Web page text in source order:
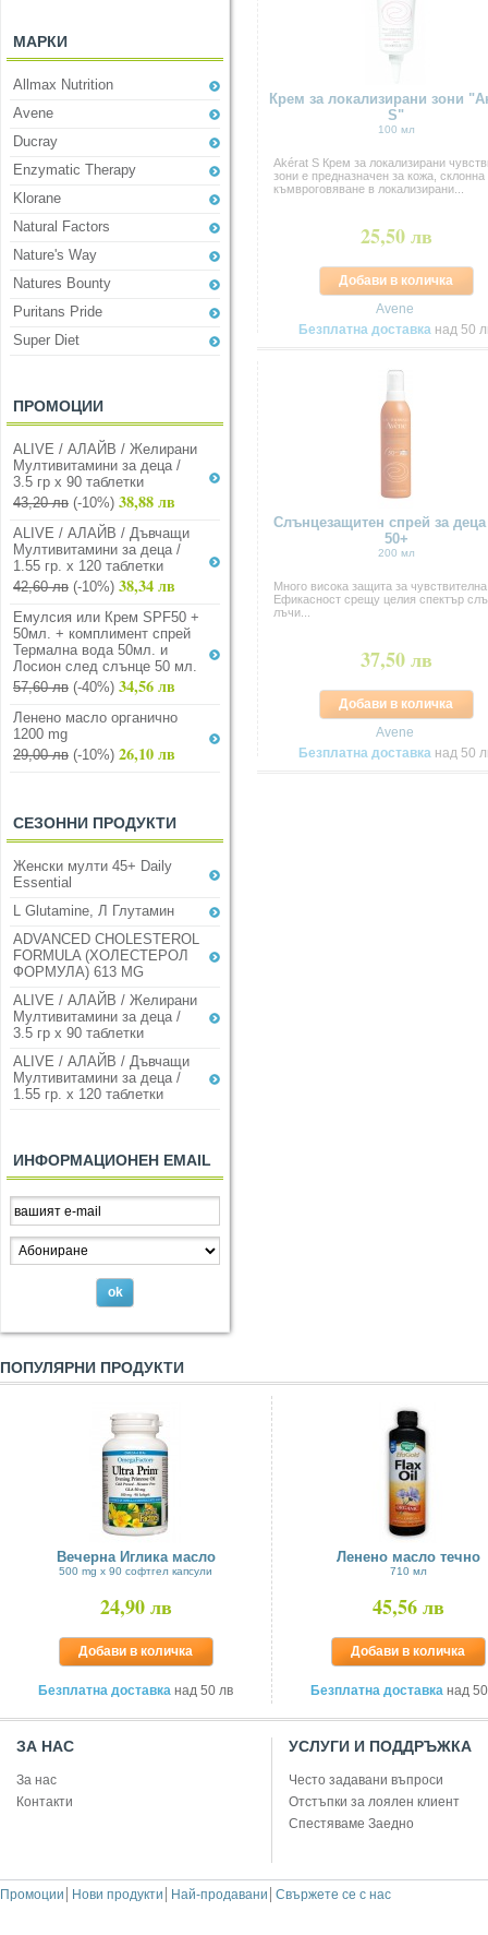
МАРКИ
Allmax Nutrition
Avene
Ducray
Enzymatic Therapy
Klorane
Natural Factors
Nature's Way
Natures Bounty
Puritans Pride
Super Diet
ПРОМОЦИИ
ALIVE / АЛАЙВ / Желирани
Мултивитамини за деца /
3.5 гр х 90 таблетки
43,20 лв (-10%) 38,88 лв
ALIVE / АЛАЙВ / Дъвчащи
Мултивитамини за деца /
1.55 гр. х 120 таблетки
42,60 лв (-10%) 38,34 лв
Емулсия или Крем SPF50 +
50мл. + комплимент спрей
Термална вода 50мл. и
Лосион след слънце 50 мл.
57,60 лв (-40%) 34,56 лв
Ленено масло органично
1200 mg
29,00 лв (-10%) 26,10 лв
СЕЗОННИ ПРОДУКТИ
Женски мулти 45+ Daily
Essential
L Glutamine, Л Глутамин
ADVANCED CHOLESTEROL
FORMULA (ХОЛЕСТЕРОЛ
ФОРМУЛА) 613 MG
ALIVE / АЛАЙВ / Желирани
Мултивитамини за деца /
3.5 гр х 90 таблетки
ALIVE / АЛАЙВ / Дъвчащи
Мултивитамини за деца /
1.55 гр. х 120 таблетки
ИНФОРМАЦИОНЕН EMAIL
Крем за локализирани зони
S"
100 мл
Akérat S Крем за локализирани
зони е предназначен за кожа, склонна
къмвроговяване в локализирани...
25,50 лв
Добави в количка
Avene
Безплатна доставка над 50
Слънцезащитен спрей за
50+
200 мл
Много висока защита за
Ефикасност срещу целия спектър
лъчи...
37,50 лв
Добави в количка
Avene
Безплатна доставка над 50
ПОПУЛЯРНИ ПРОДУКТИ
Вечерна Иглика масло
500 mg х 90 софтгел капсули
24,90 лв
Добави в количка
Безплатна доставка над 50 лв
Ленено масло течно
710 мл
45,56 лв
Добави в количка
Безплатна доставка над
ЗА НАС
За нас
Контакти
УСЛУГИ И ПОДДРЪЖКА
Често задавани въпроси
Отстъпки за лоялен клиент
Спестяваме Заедно
Промоции Нови продукти Най-продавани Свържете се с нас